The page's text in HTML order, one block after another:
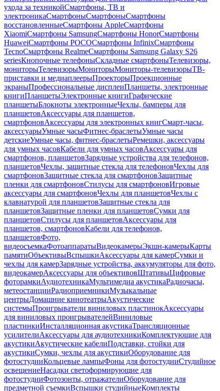
ухода за техникойСмартфоны, ТВ и
электроникаСмартфоныСмартфоныСмартфоны
восстановленныеСмартфоны AppleСмартфоны
XiaomiСмартфоны SamsungСмартфоны HonorСмартфоны
HuaweiСмартфоны POCOСмартфоны InfinixСмартфоны
TecnoСмартфоны RealmeСмартфоны Samsung Galaxy S26
seriesКнопочные телефоныСкладные смартфоныТелевизоры,
мониторыТелевизорыМониторыМониторы-телевизорыТВ-
приставки и медиаплеерыПроекторыПроекционные
экраныПрофессиональные дисплеиПланшеты, электронные
книгиПланшетыЭлектронные книгиГрафические
планшетыБлокноты электронныеЧехлы, бамперы для
планшетовАксессуары для планшетов,
смартфоновАксессуары для электронных книгСмарт-часы,
аксессуарыУмные часыФитнес-браслетыУмные часы
детскиеУмные часы, фитнес-браслетыРемешки, аксессуары
для умных часовКабели для умных часовАксессуары для
смартфонов, планшетовЗарядные устройства для телефонов,
планшетовЧехлы, защитные стекла для телефоновЧехлы для
смартфоновЗащитные стекла для смартфоновЗащитные
пленки для смартфоновСтилусы для смартфоновИгровые
аксессуары для смартфоновЧехлы для планшетовЧехлы с
клавиатурой для планшетовЗащитные стекла для
планшетовЗащитные пленки для планшетовСумки для
планшетовСтилусы для планшетовАксессуары для
планшетов, смартфоновКабели для телефонов,
планшетовФото,
видеосъемкаФотоаппаратыВидеокамерыЭкшн-камерыКарты
памятиОбъективыВспышкиАксессуары для камерСумки и
чехлы для камерЗарядные устройства, аккумуляторы для фото,
видеокамерАксессуары для объективовШтативыЦифровые
фоторамкиАудиотехникаМультимедиа акустикаРадиочасы,
метеостанцииРадиоприемникиМузыкальные
центрыДомашние кинотеатрыАкустические
системыПроигрыватели виниловых пластинокАксессуары
для виниловых проигрывателейВиниловые
пластинкиИнсталляционная акустикаТрансляционные
усилителиАксессуары для аудиотехникиКомплектующие для
акустикиАкустические кабелиПодставки, стойки для
акустикиСумки, чехлы для акустикиОборудование для
фотостудииКольцевые лампыФоны для фотостудииСтудийное
освещениеНасадки светоформирующие для
фотостудииФотозонты, отражателиОборудование для
предметной съемкиВспышки студийныеКомплекты